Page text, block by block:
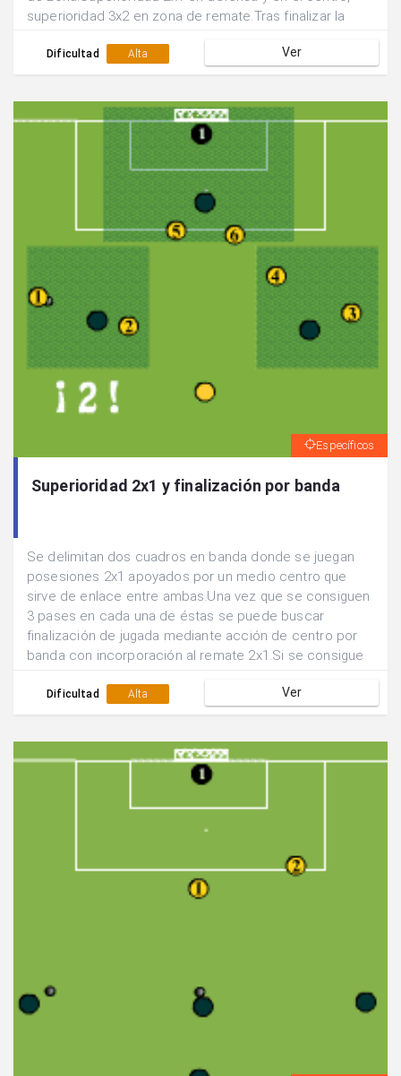
superioridad 3x2 en zona de remate.Tras finalizar la
jugadores.Realizar el juego de manera continuada.
Dificultad Alta Ver
Específicos
Superioridad 2x1 y finalización por banda
Se delimitan dos cuadros en banda donde se juegan
posesiones 2x1 apoyados por un medio centro que
sirve de enlace entre ambas.Una vez que se consiguen
3 pases en cada una de éstas se puede buscar
finalización de jugada mediante acción de centro por
banda con incorporación al remate 2x1.Si se consigue
rotan las posiciones.
Dificultad Alta Ver